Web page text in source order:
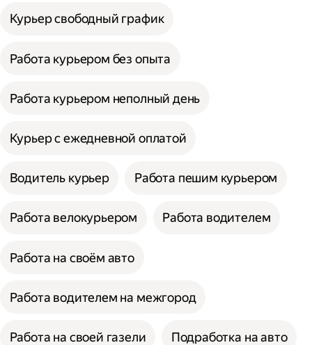
Курьер свободный график
Работа курьером без опыта
Работа курьером неполный день
Курьер с ежедневной оплатой
Водитель курьер Работа пешим курьером
Работа велокурьером Работа водителем
Работа на своём авто
Работа водителем на межгород
Работа на своей газели Подработка на авто